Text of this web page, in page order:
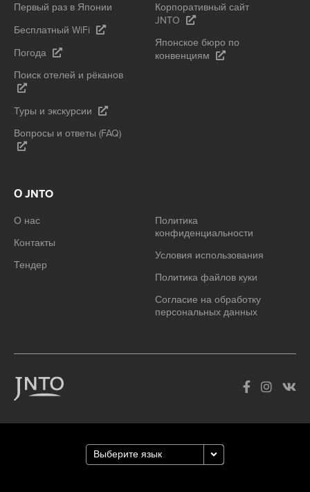
Первый раз в Японии
Бесплатный WiFi
Погода
Поиск отелей и рёканов
Туры и экскурсии
Вопросы и ответы (FAQ)
Корпоративный сайт
JNTO
Японское бюро по
конвенциям
О JNTO
О нас
Контакты
Тендер
Политика
конфиденциальности
Условия использования
Политика файлов куки
Согласие на обработку
персональных данных